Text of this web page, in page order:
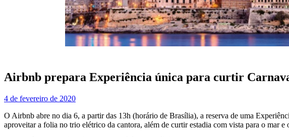
Airbnb prepara Experiência única para curtir
4 de fevereiro de 2020
O Airbnb abre no dia 6, a partir das 13h (horário de Brasília), a reserva de uma
aproveitar a folia no trio elétrico da cantora, além de curtir estadia com vista para o mar